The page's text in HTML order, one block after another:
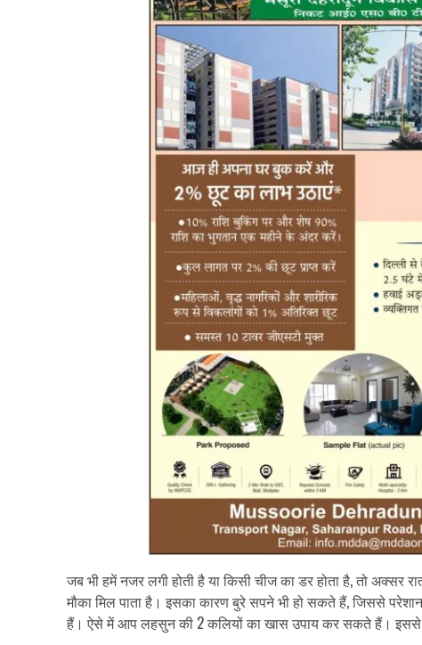
जब भी हमें नजर लगी होती है या किसी चीज का डर होता है, तो
मौका मिल पाता है। इसका कारण बुरे सपने भी हो सकते हैं, जिससे
हैं। ऐसे में आप लहसुन की 2 कलियों का खास उपाय कर सकते हैं। इससे